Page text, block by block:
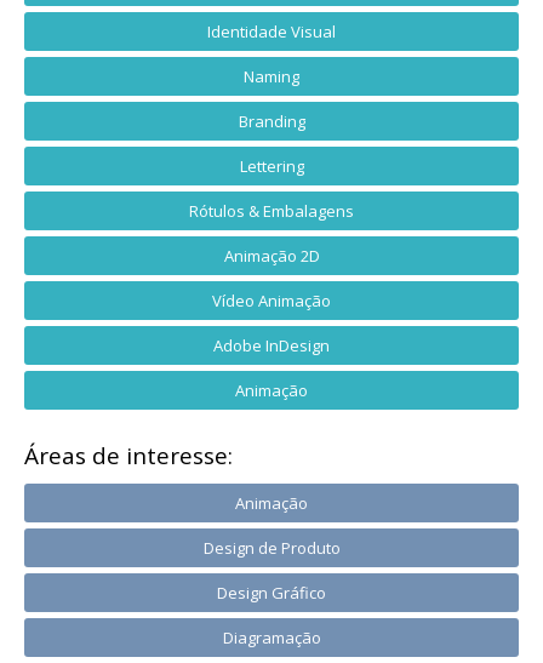
Identidade Visual
Naming
Branding
Lettering
Rótulos & Embalagens
Animação 2D
Vídeo Animação
Adobe InDesign
Animação
Áreas de interesse:
Animação
Design de Produto
Design Gráfico
Diagramação